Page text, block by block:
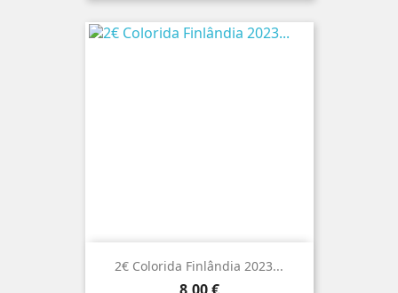
2€ Colorida Finlândia 2023...
Preço